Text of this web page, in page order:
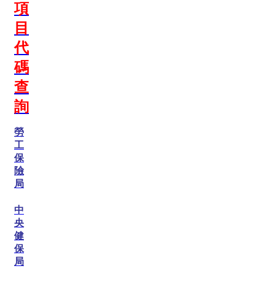
項
目
代
碼
查
詢
勞
工
保
險
局
中
央
健
保
局